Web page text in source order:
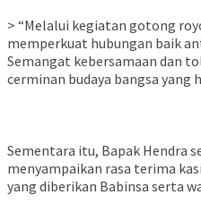
> “Melalui kegiatan gotong
memperkuat hubungan baik
Semangat kebersamaan dan
cerminan budaya bangsa yang
Sementara itu, Bapak Hendra
menyampaikan rasa terima
yang diberikan Babinsa serta